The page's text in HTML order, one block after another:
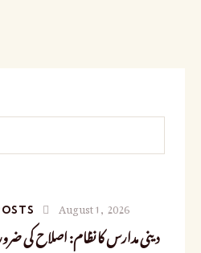
August 1, 2026
دینی مدارس کا نظام: اصلاح کی